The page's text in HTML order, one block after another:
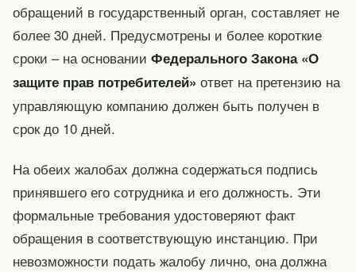
обращений в государственный орган, составляет не
более 30 дней. Предусмотрены и более короткие
сроки – на основании Федерального Закона «О
защите прав потребителей» ответ на претензию на
управляющую компанию должен быть получен в
срок до 10 дней.
На обеих жалобах должна содержаться подпись
принявшего его сотрудника и его должность. Эти
формальные требования удостоверяют факт
обращения в соответствующую инстанцию. При
невозможности подать жалобу лично, она должна